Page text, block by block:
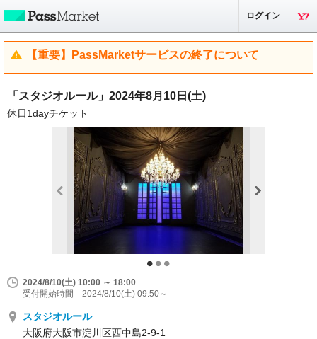
ログイン
【重要】PassMarketサービスの終了について
「スタジオルール」2024年8月10日(土)
休日1dayチケット
2024/8/10(土) 10:00 ～ 18:00
受付開始時間 2024/8/10(土) 09:50～
スタジオルール
大阪府大阪市淀川区西中島2-9-1